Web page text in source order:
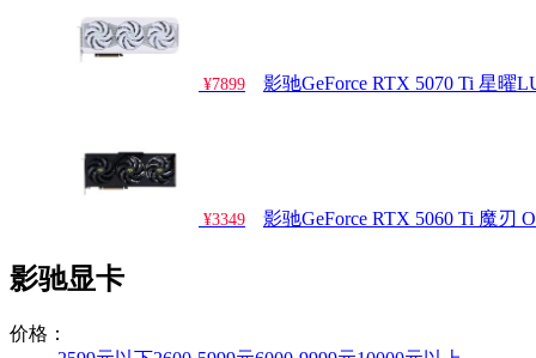
¥7899 影驰GeForce RTX 5070 Ti 星曜
¥3349 影驰GeForce RTX 5060 Ti 魔刃
影驰显卡
价格：